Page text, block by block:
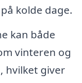
kolde dage.
kan både
vinteren og
hvilket giver